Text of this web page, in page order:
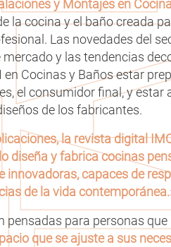
y Montajes en
la cocina y el baño creada
Las novedades del
y las tendencias
Cocinas y Baños estar
el consumidor final, y estar
de los fabricantes.
la revista digital
diseña y fabrica cocinas
innovadoras, capaces de
de la vida
pensadas para personas
que se ajuste a sus